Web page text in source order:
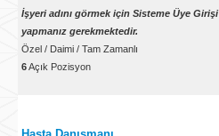
İşyeri adını görmek için Sisteme Üye Girişi
yapmanız gerekmektedir.
Özel / Daimi / Tam Zamanlı
6Açık Pozisyon